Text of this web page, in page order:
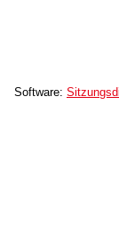
Software: